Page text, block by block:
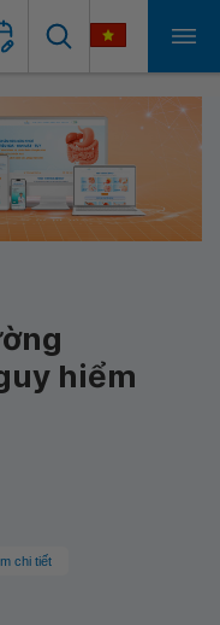
hiểm
chi tiết